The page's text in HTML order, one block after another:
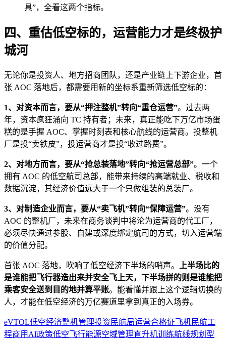
具”，全看这两个指标。
四、重估低空标的，运营能力才是终极护
城河
无论你是投资人、地方招商团队，还是产业链上下游企业，首
张 AOC 落地后，都需要用新的坐标系重新筛选低空标的：
1、对资本而言，要从“押注整机”转向“重仓运营”。过去两
年，资本疯狂涌向 TC 持有者；未来，真正能吃下万亿市场蛋
糕的是手握 AOC、掌握时刻表和核心航线的运营商。投整机
厂是投“卖铁皮”，投运营商才是投“收过路费”。
2、对地方而言，要从“抢总装落地”转向“抢运营总部”。一个
拥有 AOC 的低空航司总部，能带来持续的高端就业、税收和
数据沉淀，其经济价值远大于一个只做组装的总装厂。
3、对制造企业而言，要从“卖飞机”转向“保障运营”。没有
AOC 的整机厂，未来在商务谈判中将沦为运营商的代工厂，
必须尽快通过参股、自建或深度绑定航司的方式，切入运营端
的价值分配。
首张 AOC 落地，吹响了低空经济下半场的哨声。
上半场比的
是谁能把飞行器造出来并安全飞上天，下半场拼的则是谁能把
乘客安全送到目的地并算平账。能看懂并跟上这个逻辑切换的
人，才能在低空经济的万亿赛道里拿到真正的入场券。
eVTOL低空经济整机管理投资 民航局运营合格证飞机民航工
程商用 AI政策低空飞行能源空域管理直升机训练航线规划 型